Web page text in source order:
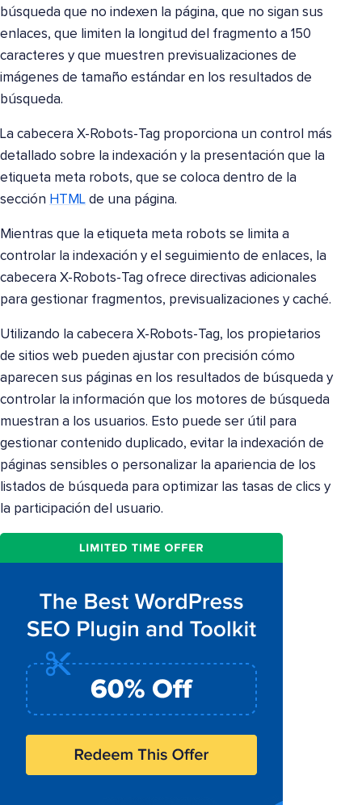
búsqueda que no indexen la página, que no sigan sus
enlaces, que limiten la longitud del fragmento a 150
caracteres y que muestren previsualizaciones de
imágenes de tamaño estándar en los resultados de
búsqueda.
La cabecera X-Robots-Tag proporciona un control más
detallado sobre la indexación y la presentación que la
etiqueta meta robots, que se coloca dentro de la
sección HTML de una página.
Mientras que la etiqueta meta robots se limita a
controlar la indexación y el seguimiento de enlaces, la
cabecera X-Robots-Tag ofrece directivas adicionales
para gestionar fragmentos, previsualizaciones y caché.
Utilizando la cabecera X-Robots-Tag, los propietarios
de sitios web pueden ajustar con precisión cómo
aparecen sus páginas en los resultados de búsqueda y
controlar la información que los motores de búsqueda
muestran a los usuarios. Esto puede ser útil para
gestionar contenido duplicado, evitar la indexación de
páginas sensibles o personalizar la apariencia de los
listados de búsqueda para optimizar las tasas de clics y
la participación del usuario.